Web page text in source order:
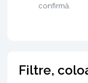
confirmă.
Filtre,